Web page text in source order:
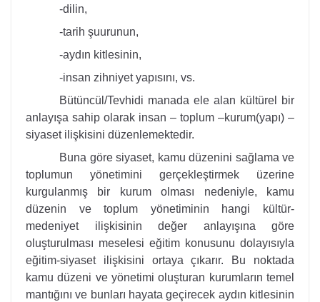
-dilin,
-tarih şuurunun,
-aydın kitlesinin,
-insan zihniyet yapısını, vs.
Bütüncül/Tevhidi manada ele alan kültürel bir
anlayışa sahip olarak insan – toplum –kurum(yapı) –
siyaset ilişkisini düzenlemektedir.
Buna göre siyaset, kamu düzenini sağlama ve
toplumun yönetimini gerçekleştirmek üzerine
kurgulanmış bir kurum olması nedeniyle, kamu
düzenin ve toplum yönetiminin hangi kültür-
medeniyet ilişkisinin değer anlayışına göre
oluşturulması meselesi eğitim konusunu dolayısıyla
eğitim-siyaset ilişkisini ortaya çıkarır. Bu noktada
kamu düzeni ve yönetimi oluşturan kurumların temel
mantığını ve bunları hayata geçirecek aydın kitlesinin